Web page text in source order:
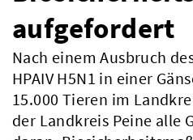
aufgefordert
Nach einem Ausbruch
HPAIV H5N1 in einer
15.000 Tieren im
der Landkreis Peine alle